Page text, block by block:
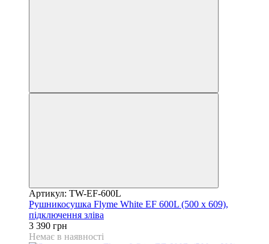
Артикул: TW-EF-600L
Рушникосушка Flyme White EF 600L (500 х 609),
підключення зліва
3 390 грн
Немає в наявності